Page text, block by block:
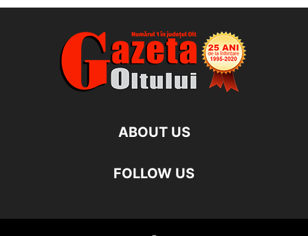
ABOUT US
FOLLOW US